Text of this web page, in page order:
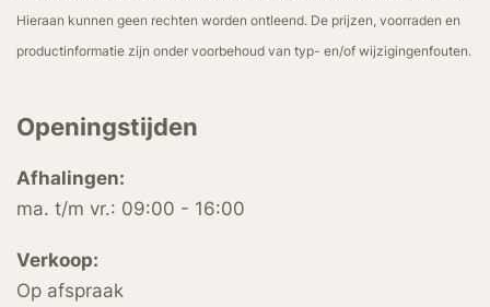
Hieraan kunnen geen rechten worden ontleend. De prijzen, voorraden en
productinformatie zijn onder voorbehoud van typ- en/of wijzigingenfouten.
Openingstijden
Afhalingen:
ma. t/m vr.: 09:00 - 16:00
Verkoop:
Op afspraak